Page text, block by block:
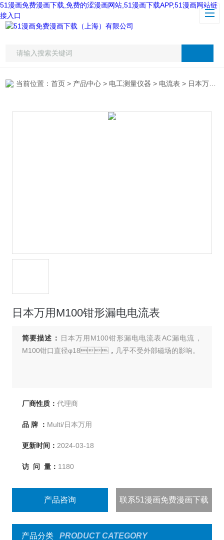
51漫画免费漫画下载,免费的涩漫画网站,51漫画下载APP,51漫画网站链
接入口
当前位置：首页 > 产品中心 > 电工测量仪器 > 电流表 > 日本万用M100钳形漏电电流表
日本万用M100钳形漏电电流表
简要描述： 日本万用M100钳形漏电电流表AC漏电流，
M100钳口直径φ18，几乎不受外部磁场的影响。
厂商性质： 代理商
品 牌 ： Multi/日本万用
更新时间： 2024-03-18
访 问 量： 1180
产品咨询 联系51漫画免费漫画下载
产品分类 PRODUCT CATEGORY